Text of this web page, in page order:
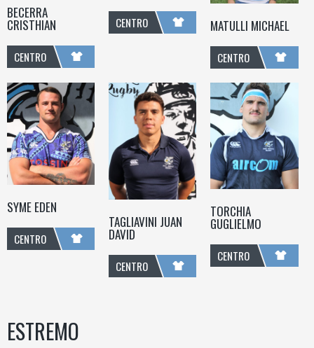
BECERRA
CRISTHIAN
CENTRO
CENTRO MATULLI MICHAEL
CENTRO
SYME EDEN
CENTRO
TAGLIAVINI JUAN
DAVID
CENTRO
TORCHIA
GUGLIELMO
CENTRO
ESTREMO